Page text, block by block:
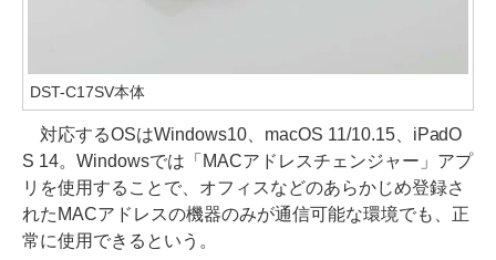
DST-C17SV本体
対応するOSはWindows10、macOS 11/10.15、iPadO
S 14。Windowsでは「MACアドレスチェンジャー」アプ
リを使用することで、オフィスなどのあらかじめ登録さ
れたMACアドレスの機器のみが通信可能な環境でも、正
常に使用できるという。